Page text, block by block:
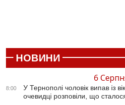
НОВИНИ
6
8:00
У Тернополі чоловік випав із
очевидці розповіли, що